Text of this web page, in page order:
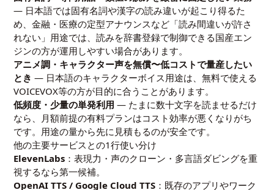
— 日本語では固有名詞や漢字の読み違いが起こり得るた
め、金融・医療の定型アナウンスなど「読み間違いが許さ
れない」用途では、読みを辞書登録で制御できる国産エン
ジンの方が運用しやすい場合があります。
アニメ調・キャラクター声を無償〜低コストで量産したい
とき — 日本語のキャラクターボイス用途は、無料で使える
VOICEVOX等の方が目的に合うことがあります。
低頻度・少量の単発利用 — たまに数十文字を読ませるだけ
なら、月額前提の有料プランはコスト効率が悪くなりがち
です。用途の量から先に見積もるのが安全です。
他の主要サービスとの1行使い分け
ElevenLabs ：表現力・声のクローン・多言語ダビングを重
視するなら第一候補。
OpenAI TTS / Google Cloud TTS ：既存のアプリやワーク